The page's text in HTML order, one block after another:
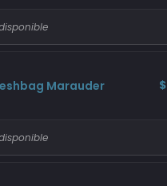
Marauder